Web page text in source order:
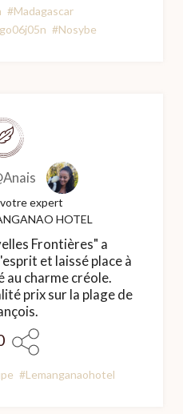
#Madagascar
#Nosybe
expert
HOTEL
Frontières" a
et laissé place à
au charme créole.
prix sur la plage de
#Lemanganaohotel